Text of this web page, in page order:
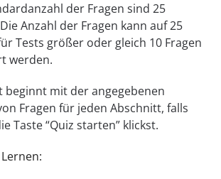
der Fragen sind 25
Anzahl der Fragen kann auf 25
Tests größer oder gleich 10 Fragen
werden.
beginnt mit der angegebenen
Fragen für jeden Abschnitt, falls
Taste “Quiz starten” klickst.